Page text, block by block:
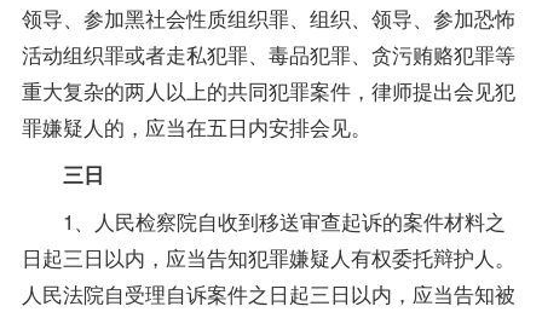
领导、参加黑社会性质组织罪、组织、领导、参加恐怖
活动组织罪或者走私犯罪、毒品犯罪、贪污贿赂犯罪等
重大复杂的两人以上的共同犯罪案件，律师提出会见犯
罪嫌疑人的，应当在五日内安排会见。
三日
1、人民检察院自收到移送审查起诉的案件材料之
日起三日以内，应当告知犯罪嫌疑人有权委托辩护人。
人民法院自受理自诉案件之日起三日以内，应当告知被